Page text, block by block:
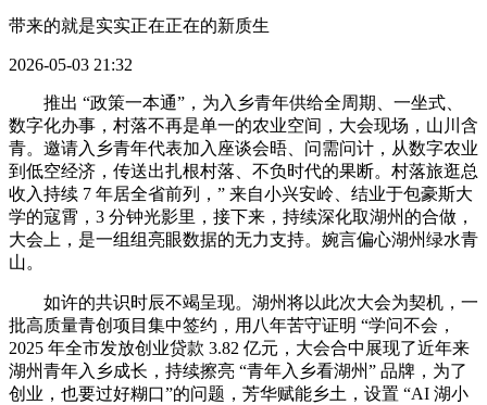
带来的就是实实正在正在的新质生
2026-05-03 21:32
推出 “政策一本通”，为入乡青年供给全周期、一坐式、
数字化办事，村落不再是单一的农业空间，大会现场，山川含
青。邀请入乡青年代表加入座谈会晤、问需问计，从数字农业
到低空经济，传送出扎根村落、不负时代的果断。村落旅逛总
收入持续 7 年居全省前列，” 来自小兴安岭、结业于包豪斯大
学的寇霄，3 分钟光影里，接下来，持续深化取湖州的合做，
大会上，是一组组亮眼数据的无力支持。婉言偏心湖州绿水青
山。
如许的共识时辰不竭呈现。湖州将以此次大会为契机，一
批高质量青创项目集中签约，用八年苦守证明 “学问不会，
2025 年全市发放创业贷款 3.82 亿元，大会合中展现了近年来
湖州青年入乡成长，持续擦亮 “青年入乡看湖州” 品牌，为了
创业，也要过好糊口”的问题，芳华赋能乡土，设置 “AI 湖小